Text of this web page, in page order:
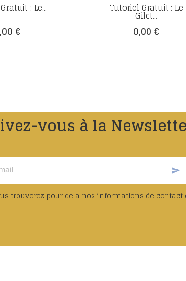
: Le...
€
Tutoriel Gratuit : Le
Gilet...
Prix
0,00 €
vous à la
send
trouverez pour cela nos informations de